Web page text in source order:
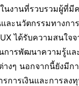
นงานที่รวบรวมผู้ที่มี
ละนวัตกรรมทางกา
ได้รับความสนใจ
การพัฒนาความรู้แล
างๆ นอกจากนี้ยังมีก
การเงินและการลง